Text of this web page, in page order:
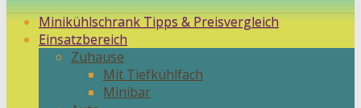
Minikühlschrank Tipps & Preisvergleich
Einsatzbereich
Zuhause
Mit Tiefkühlfach
Minibar